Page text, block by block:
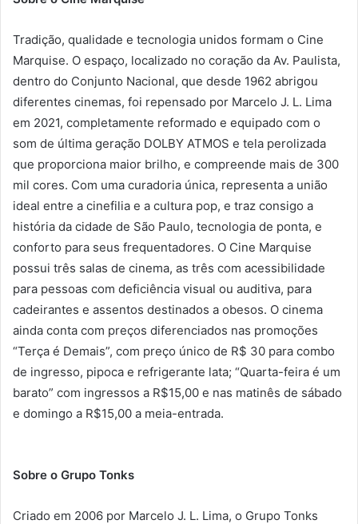
Tradição, qualidade e tecnologia unidos formam o Cine
Marquise. O espaço, localizado no coração da Av. Paulista,
dentro do Conjunto Nacional, que desde 1962 abrigou
diferentes cinemas, foi repensado por Marcelo J. L. Lima
em 2021, completamente reformado e equipado com o
som de última geração DOLBY ATMOS e tela perolizada
que proporciona maior brilho, e compreende mais de 300
mil cores. Com uma curadoria única, representa a união
ideal entre a cinefilia e a cultura pop, e traz consigo a
história da cidade de São Paulo, tecnologia de ponta, e
conforto para seus frequentadores. O Cine Marquise
possui três salas de cinema, as três com acessibilidade
para pessoas com deficiência visual ou auditiva, para
cadeirantes e assentos destinados a obesos. O cinema
ainda conta com preços diferenciados nas promoções
“Terça é Demais”, com preço único de R$ 30 para combo
de ingresso, pipoca e refrigerante lata; “Quarta-feira é um
barato” com ingressos a R$15,00 e nas matinês de sábado
e domingo a R$15,00 a meia-entrada.
Sobre o Grupo Tonks
Criado em 2006 por Marcelo J. L. Lima, o Grupo Tonks